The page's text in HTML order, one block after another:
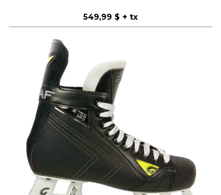
549,99 $ + tx